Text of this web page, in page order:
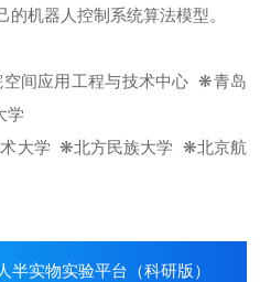
机器人控制系统算法模型。
间应用工程与技术中心 ❋青岛
学
大学 ❋北方民族大学 ❋北京航
半实物实验平台（科研版）